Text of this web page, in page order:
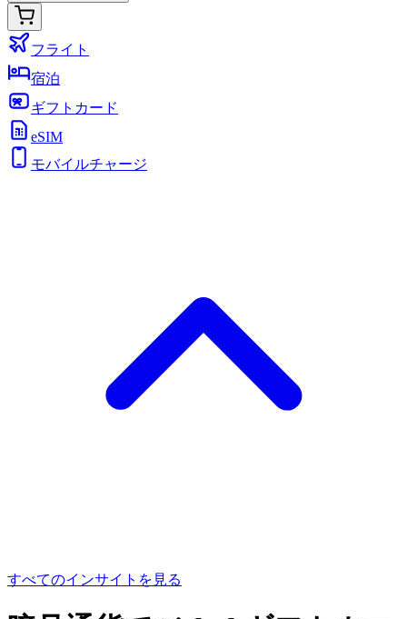
フライト
宿泊
ギフトカード
eSIM
モバイルチャージ
すべてのインサイトを見る